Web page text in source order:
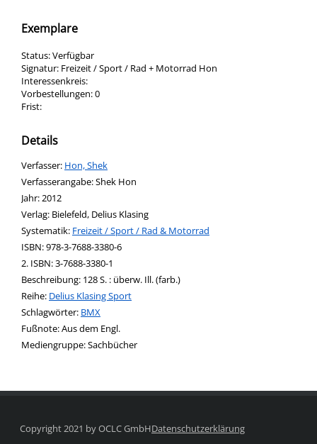
Exemplare
Status:Verfügbar
Signatur: Freizeit / Sport / Rad + Motorrad Hon
Interessenkreis:
Vorbestellungen:0
Frist:
Details
Verfasser: Suche nach diesem Verfasser
Hon, Shek
Verfasserangabe:Shek Hon
Jahr:2012
Verlag: Bielefeld, Delius Klasing
opens in new tab
Diesen Link in neuem Tab öffnen
Systematik: Suche nach dieser Systematik
Freizeit / Sport / Rad & Motorrad
Suche nach diesem Interessenskreis
ISBN:978-3-7688-3380-6
2. ISBN:3-7688-3380-1
Beschreibung: 128 S. : überw. Ill. (farb.)
Reihe: Delius Klasing Sport
Schlagwörter: BMX
Suche nach dieser Beteiligten Person
Fußnote:Aus dem Engl.
Mediengruppe:Sachbücher
Copyright 2021 by OCLC GmbHDatenschutzerklärung